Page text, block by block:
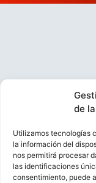
de
Utilizamos tecnologías
la información del
nos permitirá procesar
las identificaciones
consentimiento, puede